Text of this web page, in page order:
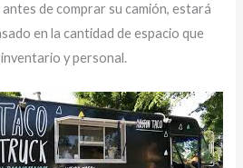
de comprar su camión, estará
en la cantidad de espacio que
y personal.